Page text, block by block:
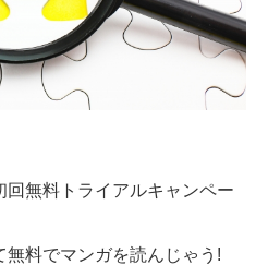
回無料トライアルキャンペー
無料でマンガを読んじゃう!